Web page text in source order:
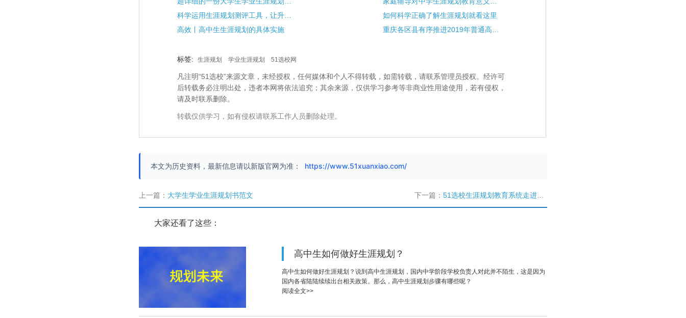
如何科学正确了解生涯规划就看这里
高效丨高中生生涯规划的具体实施
标签: 生涯规划 学业生涯规划 51选校网
凡注明“51选校”来源文章，未经授权，任何媒体和个人不得转载，如需转载，请联系管理员授权。经许可
后转载务必注明出处，违者本网将依法追究；其余来源，仅供学习参考等非商业性用途使用，若有侵权，
请及时联系删除。
转载仅供学习，如有侵权请联系工作人员删除处理。
本文为历史资料，最新信息请以新版官网为准： https://www.51xuanxiao.com/
上一篇： 大学生学业生涯规划书范文 下一篇： 51选校生涯规划教育系统走进厦门大同中学
大家还看了这些：
高中生如何做好生涯规划？
高中生如何做好生涯规划？说到高中生涯规划，国内中学阶段学校负责人对此并不陌生，这是因为
国内各省陆陆续续出台相关政策。那么，高中生涯规划步骤有哪些呢？
阅读全文>>